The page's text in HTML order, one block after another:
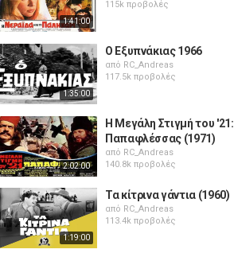
1:41:00
115k προβολές
1:35:00
Ο Εξυπνάκιας 1966
από RC_Andreas
117.5k προβολές
2:02:00
Η Μεγάλη Στιγμή του '21:
Παπαφλέσσας (1971)
από RC_Andreas
140.8k προβολές
1:19:00
Τα κίτρινα γάντια (1960)
από RC_Andreas
113.4k προβολές